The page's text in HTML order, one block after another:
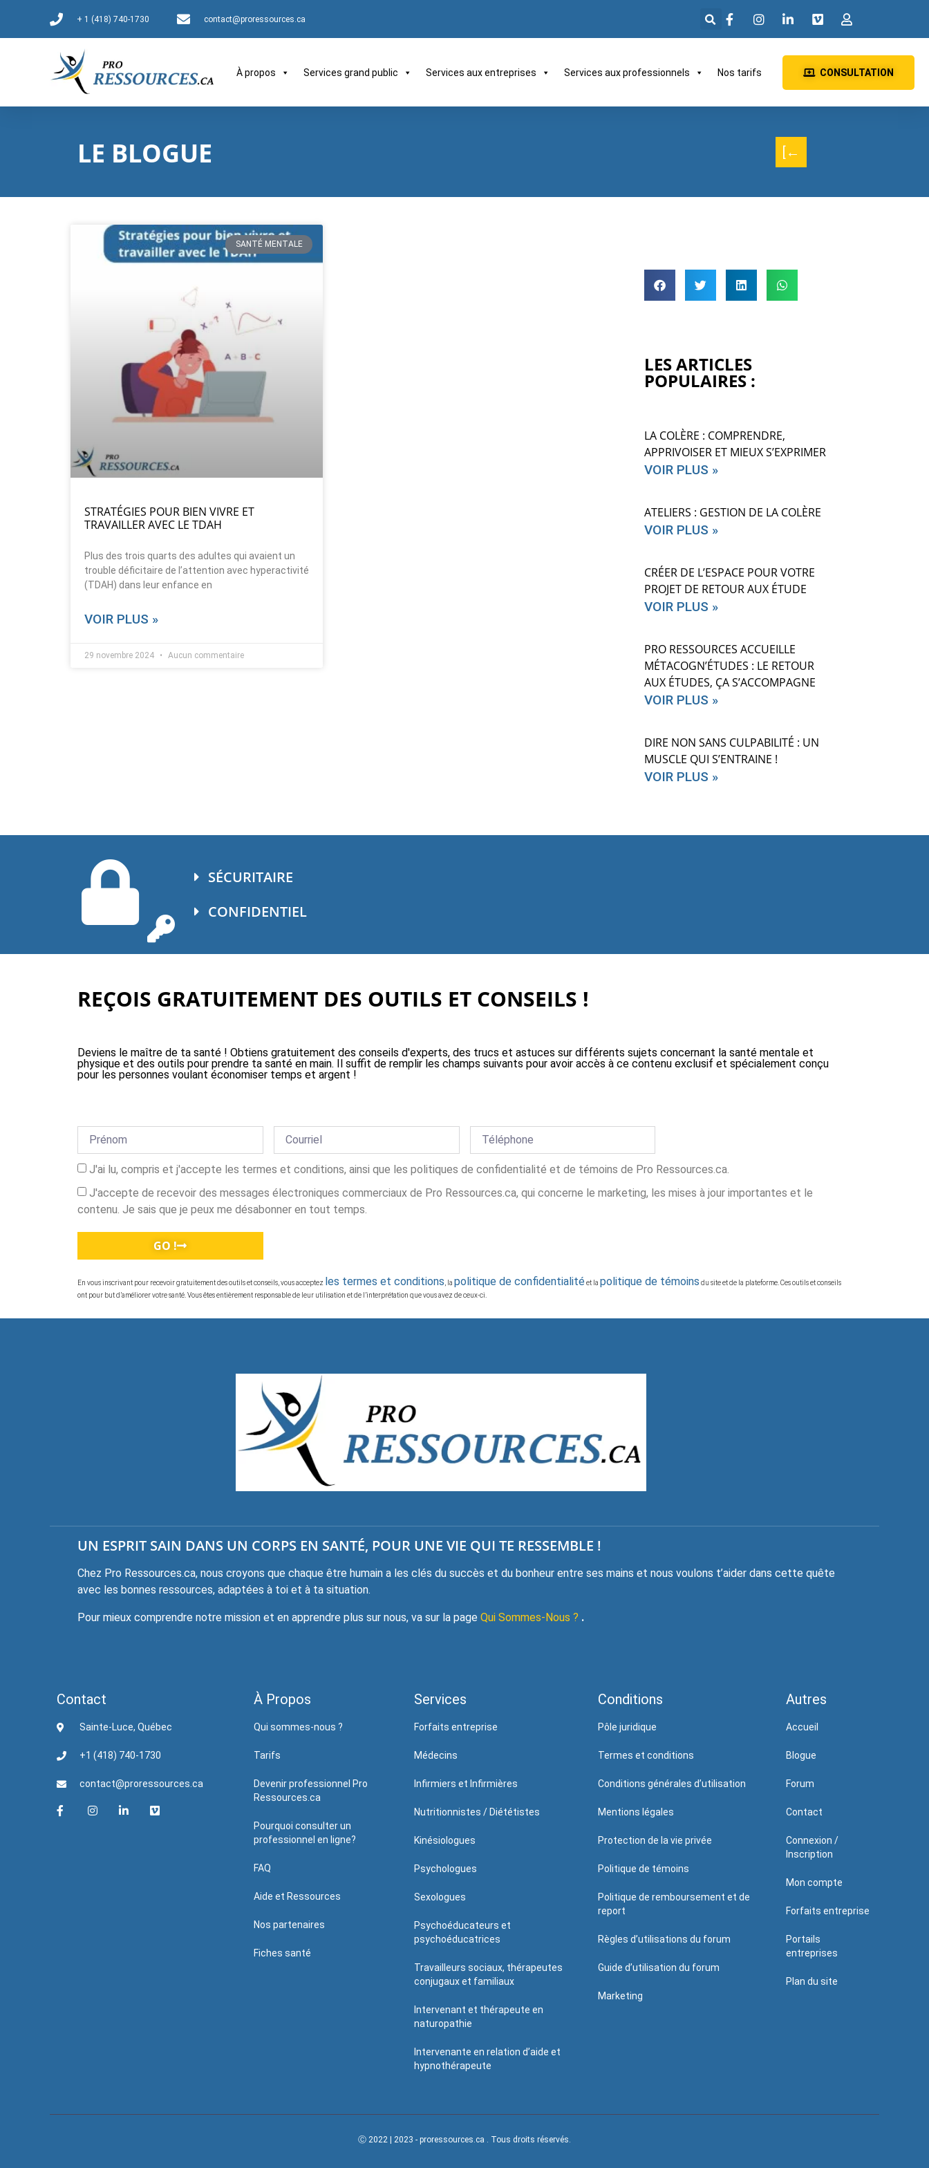
+ 1 (418) 740-1730 contact@proressources.ca
À propos Services grand public Services aux entreprises Services aux professionnels Nos tarifs CONSULTATION
LE BLOGUE [←
SANTÉ MENTALE
STRATÉGIES POUR BIEN VIVRE ET
TRAVAILLER AVEC LE TDAH
Plus des trois quarts des adultes qui avaient un
trouble déficitaire de l’attention avec hyperactivité
(TDAH) dans leur enfance en
VOIR PLUS »
29 novembre 2024 Aucun commentaire
LES ARTICLES
POPULAIRES :
LA COLÈRE : COMPRENDRE,
APPRIVOISER ET MIEUX S’EXPRIMER
VOIR PLUS »
ATELIERS : GESTION DE LA COLÈRE
VOIR PLUS »
CRÉER DE L’ESPACE POUR VOTRE
PROJET DE RETOUR AUX ÉTUDE
VOIR PLUS »
PRO RESSOURCES ACCUEILLE
MÉTACOGN’ÉTUDES : LE RETOUR
AUX ÉTUDES, ÇA S’ACCOMPAGNE
VOIR PLUS »
DIRE NON SANS CULPABILITÉ : UN
MUSCLE QUI S’ENTRAINE !
VOIR PLUS »
SÉCURITAIRE
CONFIDENTIEL
REÇOIS GRATUITEMENT DES OUTILS ET CONSEILS !
Deviens le maître de ta santé ! Obtiens gratuitement des conseils d'experts, des trucs et astuces sur différents sujets concernant la santé mentale et
physique et des outils pour prendre ta santé en main. Il suffit de remplir les champs suivants pour avoir accès à ce contenu exclusif et spécialement conçu
pour les personnes voulant économiser temps et argent !
J'ai lu, compris et j'accepte les termes et conditions, ainsi que les politiques de confidentialité et de témoins de Pro Ressources.ca.
J'accepte de recevoir des messages électroniques commerciaux de Pro Ressources.ca, qui concerne le marketing, les mises à jour importantes et le
contenu. Je sais que je peux me désabonner en tout temps.
GO !
En vous inscrivant pour recevoir gratuitement des outils et conseils, vous acceptez les termes et conditions , la politique de confidentialitéet la politique de témoins du site et de la plateforme. Ces outils et conseils
ont pour but d’améliorer votre santé. Vous êtes entièrement responsable de leur utilisation et de l’interprétation que vous avez de ceux-ci.
UN ESPRIT SAIN DANS UN CORPS EN SANTÉ, POUR UNE VIE QUI TE RESSEMBLE !
Chez Pro Ressources.ca, nous croyons que chaque être humain a les clés du succès et du bonheur entre ses mains et nous voulons t’aider dans cette quête
avec les bonnes ressources, adaptées à toi et à ta situation.
Pour mieux comprendre notre mission et en apprendre plus sur nous, va sur la page Qui Sommes-Nous ? .
Contact
Sainte-Luce, Québec
+1 (418) 740-1730
contact@proressources.ca
À Propos
Qui sommes-nous ?
Tarifs
Devenir professionnel Pro
Ressources.ca
Pourquoi consulter un
professionnel en ligne?
FAQ
Aide et Ressources
Nos partenaires
Fiches santé
Services
Forfaits entreprise
Médecins
Infirmiers et Infirmières
Nutritionnistes / Diététistes
Kinésiologues
Psychologues
Sexologues
Psychoéducateurs et
psychoéducatrices
Travailleurs sociaux, thérapeutes
conjugaux et familiaux
Intervenant et thérapeute en
naturopathie
Intervenante en relation d’aide et
hypnothérapeute
Conditions
Pôle juridique
Termes et conditions
Conditions générales d’utilisation
Mentions légales
Protection de la vie privée
Politique de témoins
Politique de remboursement et de
report
Règles d’utilisations du forum
Guide d’utilisation du forum
Marketing
Autres
Accueil
Blogue
Forum
Contact
Connexion /
Inscription
Mon compte
Forfaits entreprise
Portails
entreprises
Plan du site
Ⓒ 2022 | 2023 - proressources.ca . Tous droits réservés.